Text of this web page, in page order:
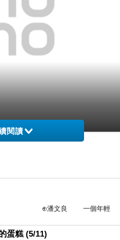
慢慢挑選，慢慢比價，不
員臉色，
買~~
閱讀
一個年輕
蛋糕 (5/11)